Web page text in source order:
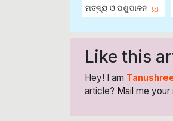
ମତ୍ସ୍ୟ ଓ ପଶୁପାଳନ
Like this
Hey! I am
article? Mail me your